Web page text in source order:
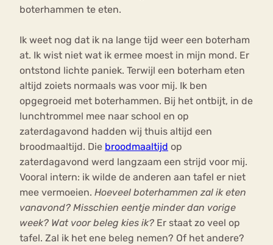
boterhammen te eten.
Ik weet nog dat ik na lange tijd weer een boterham
at. Ik wist niet wat ik ermee moest in mijn mond. Er
ontstond lichte paniek. Terwijl een boterham eten
altijd zoiets normaals was voor mij. Ik ben
opgegroeid met boterhammen. Bij het ontbijt, in de
lunchtrommel mee naar school en op
zaterdagavond hadden wij thuis altijd een
broodmaaltijd. Die broodmaaltijd op
zaterdagavond werd langzaam een strijd voor mij.
Vooral intern: ik wilde de anderen aan tafel er niet
mee vermoeien. Hoeveel boterhammen zal ik eten
vanavond? Misschien eentje minder dan vorige
week? Wat voor beleg kies ik? Er staat zo veel op
tafel. Zal ik het ene beleg nemen? Of het andere?